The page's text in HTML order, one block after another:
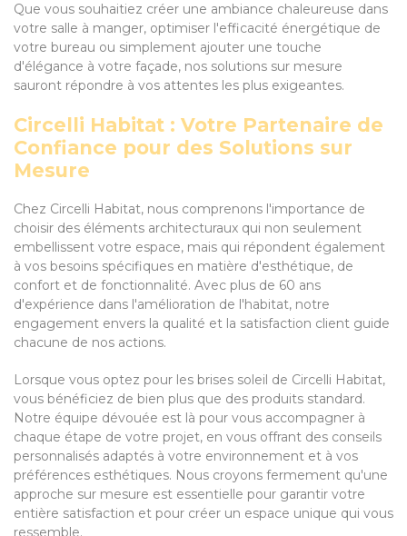
Que vous souhaitiez créer une ambiance chaleureuse dans
votre salle à manger, optimiser l'efficacité énergétique de
votre bureau ou simplement ajouter une touche
d'élégance à votre façade, nos solutions sur mesure
sauront répondre à vos attentes les plus exigeantes.
Circelli Habitat : Votre Partenaire de
Confiance pour des Solutions sur
Mesure
Chez Circelli Habitat, nous comprenons l'importance de
choisir des éléments architecturaux qui non seulement
embellissent votre espace, mais qui répondent également
à vos besoins spécifiques en matière d'esthétique, de
confort et de fonctionnalité. Avec plus de 60 ans
d'expérience dans l'amélioration de l'habitat, notre
engagement envers la qualité et la satisfaction client guide
chacune de nos actions.
Lorsque vous optez pour les brises soleil de Circelli Habitat,
vous bénéficiez de bien plus que des produits standard.
Notre équipe dévouée est là pour vous accompagner à
chaque étape de votre projet, en vous offrant des conseils
personnalisés adaptés à votre environnement et à vos
préférences esthétiques. Nous croyons fermement qu'une
approche sur mesure est essentielle pour garantir votre
entière satisfaction et pour créer un espace unique qui vous
ressemble.